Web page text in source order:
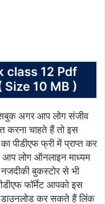
class 12 Pdf
10 MB )
अगर आप लोग संजीव
करना चाहते हैं तो इस
पीडीएफ फ्री में प्राप्त कर
आप लोग ऑनलाइन माध्यम
बुकस्टोर से भी
फॉर्मेट आपको इस
डाउनलोड कर सकते हैं लिंक